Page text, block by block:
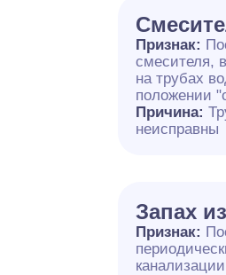
Признак:
смесителя,
на трубах
положении
Причина:
неисправны
Запах
Признак: